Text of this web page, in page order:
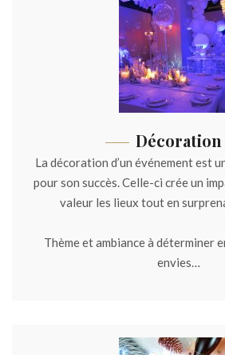
Décoration
La décoration d’un événement est
pour son succès. Celle-ci crée un
valeur les lieux tout en
Thème et ambiance à déterminer
envies…